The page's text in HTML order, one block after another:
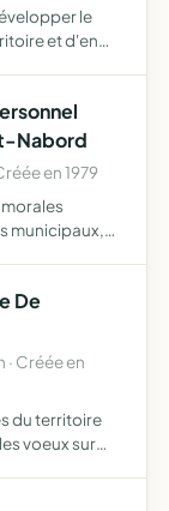
le
et d'en
Nabord
en 1979
municipaux,
De
Créée en
du territoire
voeux sur